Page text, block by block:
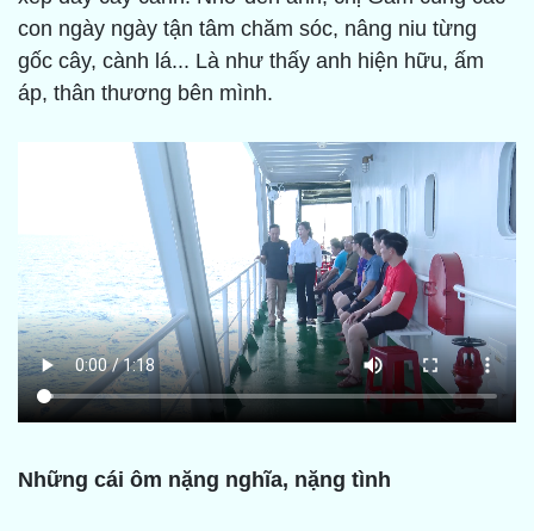
con ngày ngày tận tâm chăm sóc, nâng niu từng
gốc cây, cành lá... Là như thấy anh hiện hữu, ấm
áp, thân thương bên mình.
Những cái ôm nặng nghĩa, nặng tình